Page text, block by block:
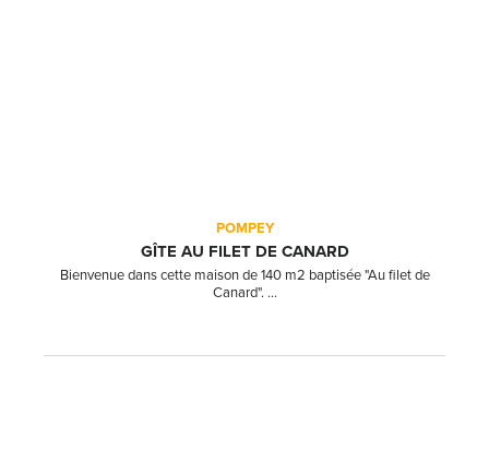
POMPEY
GÎTE AU FILET DE CANARD
Bienvenue dans cette maison de 140 m2 baptisée "Au filet de
Canard". ...